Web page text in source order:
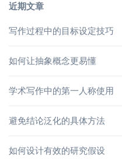
近期文章
写作过程中的目标设定技巧
如何让抽象概念更易懂
学术写作中的第一人称使用
避免结论泛化的具体方法
如何设计有效的研究假设